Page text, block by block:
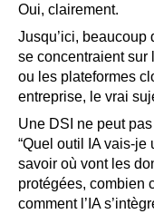
Oui, clairement.
Jusqu’ici, beaucoup
se concentraient sur
ou les plateformes
entreprise, le vrai
Une DSI ne peut
“Quel outil IA vais-je
savoir où vont les
protégées, combien
comment l’IA